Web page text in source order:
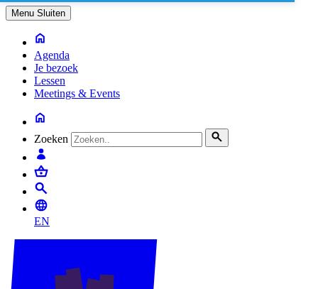
Menu Sluiten
Agenda
Je bezoek
Lessen
Meetings & Events
Zoeken
EN